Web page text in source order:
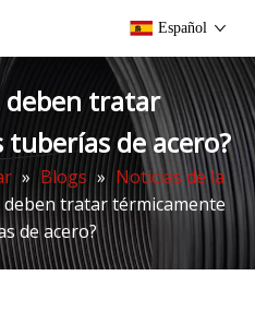
Español
deben tratar
de acero?
» Blogs » Noticias de la
deben tratar térmicamente
de acero?